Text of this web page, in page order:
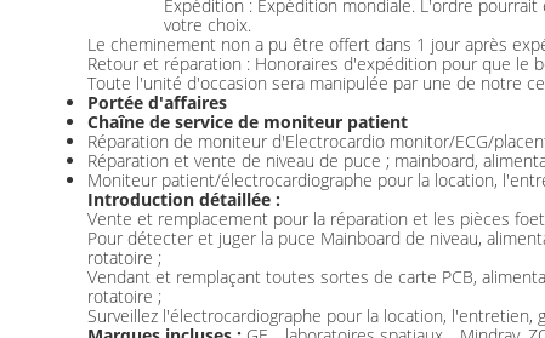
Expédition : Expédition mondiale. L'ordre
votre choix.
Le cheminement non a pu être offert dans 1 jour après
Retour et réparation : Honoraires d'expédition pour que
Toute l'unité d'occasion sera manipulée par une de notre
Portée d'affaires
Chaîne de service de moniteur patient
Réparation de moniteur d'Electrocardio monitor/ECG/
Réparation et vente de niveau de puce ; mainboard,
Moniteur patient/électrocardiographe pour la location,
Introduction détaillée :
Vente et remplacement pour la réparation et les pièces
Pour détecter et juger la puce Mainboard de niveau,
rotatoire ;
Vendant et remplaçant toutes sortes de carte PCB,
rotatoire ;
Surveillez l'électrocardiographe pour la location, l'entretien,